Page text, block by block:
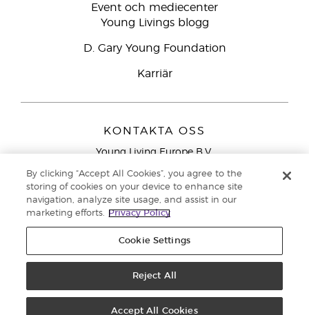
Event och mediecenter
Young Livings blogg
D. Gary Young Foundation
Karriär
KONTAKTA OSS
Young Living Europe B.V.
9727 AJ Groningen
Nederländerna
Kundtjänst – Avgiftsfritt lokalsamtal (ej från
mobiltelefon):020 793400
Sekretess
By clicking “Accept All Cookies”, you agree to the
storing of cookies on your device to enhance site
navigation, analyze site usage, and assist in our
marketing efforts.
Privacy Policy
Cookie Settings
Reject All
Accept All Cookies